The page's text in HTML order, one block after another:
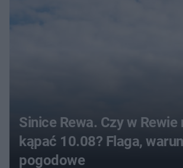
Sinice Rewa. Czy w Rewie
kąpać 10.08? Flaga,
pogodowe